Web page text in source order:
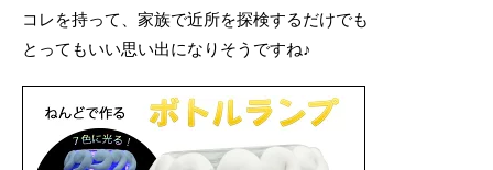
コレを持って、家族で近所を探検するだけでも
とってもいい思い出になりそうですね♪